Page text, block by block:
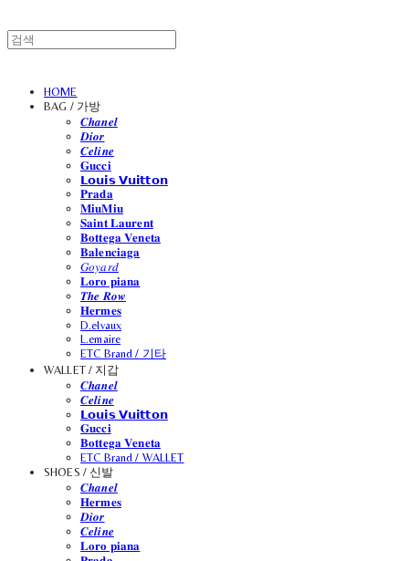
HOME
BAG / 가방
𝑪𝒉𝒂𝒏𝒆𝒍
𝑫𝒊𝒐𝒓
𝑪𝒆𝒍𝒊𝒏𝒆
𝐆𝐮𝐜𝐜𝐢
𝗟𝗼𝘂𝗶𝘀 𝗩𝘂𝗶𝘁𝘁𝗼𝗻
𝐏𝐫𝐚𝐝𝐚
𝐌𝐢𝐮𝐌𝐢𝐮
𝐒𝐚𝐢𝐧𝐭 𝐋𝐚𝐮𝐫𝐞𝐧𝐭
𝐁𝐨𝐭𝐭𝐞𝐠𝐚 𝐕𝐞𝐧𝐞𝐭𝐚
𝐁𝐚𝐥𝐞𝐧𝐜𝐢𝐚𝐠𝐚
𝐺𝑜𝑦𝑎𝑟𝑑
𝐋𝐨𝐫𝐨 𝐩𝐢𝐚𝐧𝐚
𝑻𝒉𝒆 𝑹𝒐𝒘
𝐇𝐞𝐫𝐦𝐞𝐬
D.elvaux
L.emaire
ETC Brand / 기타
WALLET / 지갑
𝑪𝒉𝒂𝒏𝒆𝒍
𝑪𝒆𝒍𝒊𝒏𝒆
𝗟𝗼𝘂𝗶𝘀 𝗩𝘂𝗶𝘁𝘁𝗼𝗻
𝐆𝐮𝐜𝐜𝐢
𝐁𝐨𝐭𝐭𝐞𝐠𝐚 𝐕𝐞𝐧𝐞𝐭𝐚
ETC Brand / WALLET
SHOES / 신발
𝑪𝒉𝒂𝒏𝒆𝒍
𝐇𝐞𝐫𝐦𝐞𝐬
𝑫𝒊𝒐𝒓
𝑪𝒆𝒍𝒊𝒏𝒆
𝐋𝐨𝐫𝐨 𝐩𝐢𝐚𝐧𝐚